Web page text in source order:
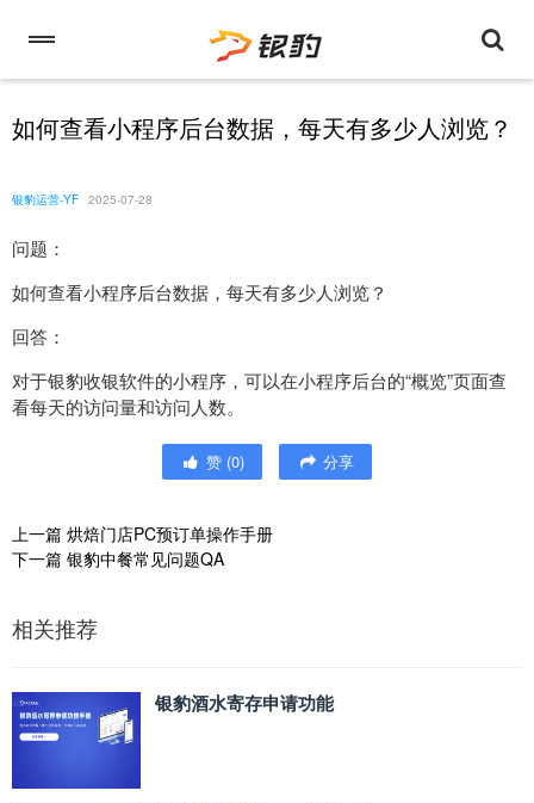
如何查看小程序后台数据，每天有多少人浏览？
银豹运营-YF 2025-07-28
问题：
如何查看小程序后台数据，每天有多少人浏览？
回答：
对于银豹收银软件的小程序，可以在小程序后台的“概览”页面查
看每天的访问量和访问人数。
赞 (0) 分享
上一篇 烘焙门店PC预订单操作手册
下一篇 银豹中餐常见问题QA
相关推荐
银豹酒水寄存申请功能